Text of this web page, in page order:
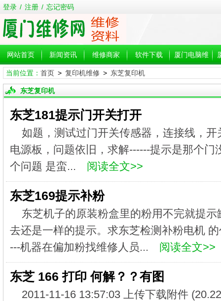
登录 / 注册 / 忘记密码
网站首页 新闻资讯 维修商家 软件下载 厦门电脑维
当前位置： 首页> 复印机维修 > 东芝复印机
东芝复印机
东芝181提示门开关打开
如题，测试过门开关传感器，连接线，
电源板，问题依旧，求解------提示是那个门
个问题 是蛮...
阅读全文>>
东芝169提示补粉
东芝机子的原装粉盒里的粉用不完就提
去还是一样的提示。求东芝检测补粉电机
---机器在偏加粉找维修人员...
阅读全文>>
东芝 166 打印 何解？？有图
2011-11-16 13:57:03 上传下载附件